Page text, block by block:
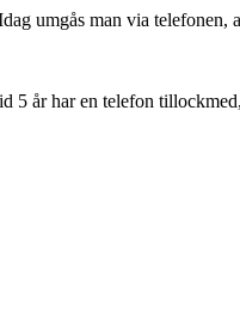
umgås man via telefonen,
5 år har en telefon